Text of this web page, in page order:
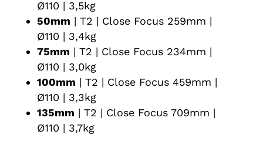
Ø110 | 3,5kg
50mm | T2 | Close Focus 259mm |
Ø110 | 3,4kg
75mm | T2 | Close Focus 234mm |
Ø110 | 3,0kg
100mm | T2 | Close Focus 459mm |
Ø110 | 3,3kg
135mm | T2 | Close Focus 709mm |
Ø110 | 3,7kg